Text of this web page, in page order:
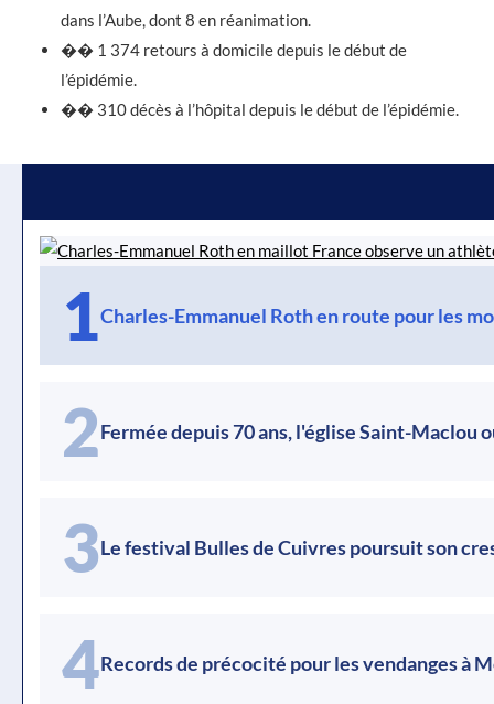
dans l’Aube, dont 8 en réanimation.
�� 1 374 retours à domicile depuis le début de
l’épidémie.
�� 310 décès à l’hôpital depuis le début de l’épidémie.
1Charles-Emmanuel Roth en route pour les
2Fermée depuis 70 ans, l'église Saint-Maclou
3Le festival Bulles de Cuivres poursuit son
4Records de précocité pour les vendanges à